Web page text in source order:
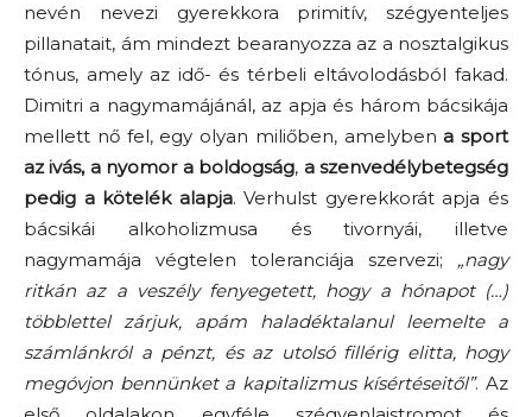
nevén nevezi gyerekkora primitív, szégyenteljes
pillanatait, ám mindezt bearanyozza az a nosztalgikus
tónus, amely az idő- és térbeli eltávolodásból fakad.
Dimitri a nagymamájánál, az apja és három bácsikája
mellett nő fel, egy olyan miliőben, amelyben a sport
az ivás, a nyomor a boldogság, a szenvedélybetegség
pedig a kötelék alapja. Verhulst gyerekkorát apja és
bácsikái alkoholizmusa és tivornyái, illetve
nagymamája végtelen toleranciája szervezi; „nagy
ritkán az a veszély fenyegetett, hogy a hónapot (…)
többlettel zárjuk, apám haladéktalanul leemelte a
számlánkról a pénzt, és az utolsó fillérig elitta, hogy
megóvjon bennünket a kapitalizmus kísértéseitől”. Az